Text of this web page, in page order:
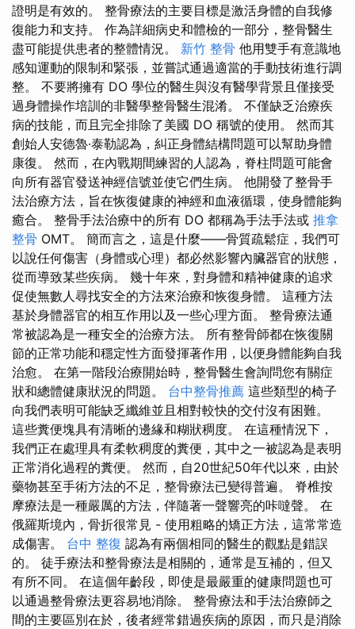
證明是有效的。 整骨療法的主要目標是激活身體的自我修
復能力和支持。 作為詳細病史和體檢的一部分，整骨醫生
盡可能提供患者的整體情況。 新竹 整骨 他用雙手有意識地
感知運動的限制和緊張，並嘗試通過適當的手動技術進行調
整。 不要將擁有 DO 學位的醫生與沒有醫學背景且僅接受
過身體操作培訓的非醫學整骨醫生混淆。 不僅缺乏治療疾
病的技能，而且完全排除了美國 DO 稱號的使用。 然而其
創始人安德魯·泰勒認為，糾正身體結構問題可以幫助身體
康復。 然而，在內戰期間練習的人認為，脊柱問題可能會
向所有器官發送神經信號並使它們生病。 他開發了整骨手
法治療方法，旨在恢復健康的神經和血液循環，使身體能夠
癒合。 整骨手法治療中的所有 DO 都稱為手法手法或 推拿
整骨 OMT。 簡而言之，這是什麼——骨質疏鬆症，我們可
以說任何傷害（身體或心理）都必然影響內臟器官的狀態，
從而導致某些疾病。 幾十年來，對身體和精神健康的追求
促使無數人尋找安全的方法來治療和恢復身體。 這種方法
基於身體器官的相互作用以及一些心理方面。 整骨療法通
常被認為是一種安全的治療方法。 所有整骨師都在恢復關
節的正常功能和穩定性方面發揮著作用，以便身體能夠自我
治愈。 在第一階段治療開始時，整骨醫生會詢問您有關症
狀和總體健康狀況的問題。 台中整骨推薦 這些類型的椅子
向我們表明可能缺乏纖維並且相對較快的交付沒有困難。
這些糞便塊具有清晰的邊緣和糊狀稠度。 在這種情況下，
我們正在處理具有柔軟稠度的糞便，其中之一被認為是表明
正常消化過程的糞便。 然而，自20世紀50年代以來，由於
藥物甚至手術方法的不足，整骨療法已變得普遍。 脊椎按
摩療法是一種嚴厲的方法，伴隨著一聲響亮的咔噠聲。 在
俄羅斯境內，骨折很常見 - 使用粗略的矯正方法，這常常造
成傷害。 台中 整復 認為有兩個相同的醫生的觀點是錯誤
的。 徒手療法和整骨療法是相關的，通常是互補的，但又
有所不同。 在這個年齡段，即使是最嚴重的健康問題也可
以通過整骨療法更容易地消除。 整骨療法和手法治療師之
間的主要區別在於，後者經常錯過疾病的原因，而只是消除